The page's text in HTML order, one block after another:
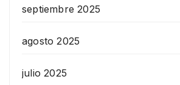
septiembre 2025
agosto 2025
julio 2025